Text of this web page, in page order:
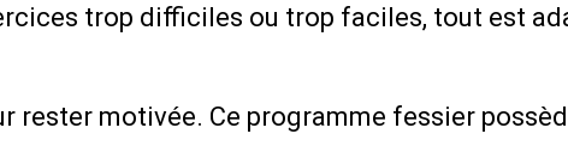
trop difficiles ou trop faciles, tout est
rester motivée. Ce programme fessier